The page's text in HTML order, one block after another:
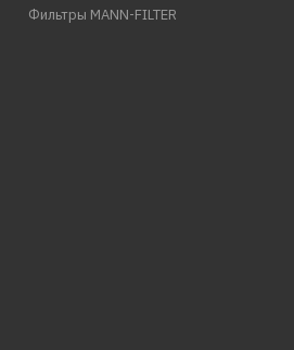
Фильтры MANN-FILTER